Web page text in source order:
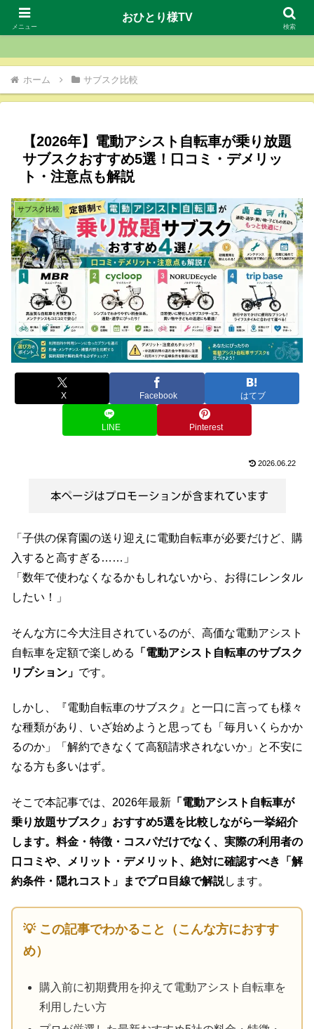
おひとり様TV
ホーム サブスク比較
【2026年】電動アシスト自転車が乗り放題
サブスクおすすめ5選！口コミ・デメリッ
ト・注意点も解説
サブスク比較
X Facebook はてブ
LINE Pinterest
2026.06.22
「子供の保育園の送り迎えに電動自転車が必要だけど、購
入すると高すぎる……」
「数年で使わなくなるかもしれないから、お得にレンタル
したい！」
そんな方に今大注目されているのが、高価な電動アシスト
自転車を定額で楽しめる
「電動アシスト自転車のサブスク
リプション」 です。
しかし、『電動自転車のサブスク』と一口に言っても様々
な種類があり、いざ始めようと思っても「毎月いくらかか
るのか」「解約できなくて高額請求されないか」と不安に
なる方も多いはず。
そこで本記事では、2026年最新 「電動アシスト自転車が
乗り放題サブスク」おすすめ5選を比較しながら一挙紹介
します。料金・特徴・コスパだけでなく、実際の利用者の
口コミや、メリット・デメリット、絶対に確認すべき「解
約条件・隠れコスト」までプロ目線で解説します。
💡 この記事でわかること（こんな方におすす
め）
購入前に初期費用を抑えて電動アシスト自転車を
利用したい方
メニュー
おひとり様TV
検索